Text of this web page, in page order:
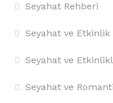
Seyahat Rehberi
Seyahat ve Etkinlik
Seyahat ve
Seyahat ve